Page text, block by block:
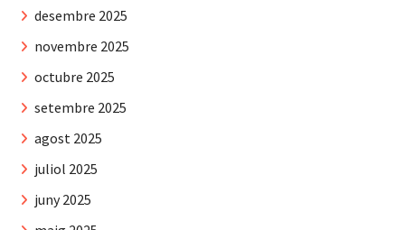
desembre 2025
novembre 2025
octubre 2025
setembre 2025
agost 2025
juliol 2025
juny 2025